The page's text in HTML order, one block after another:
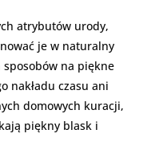
atrybutów urody,
je w naturalny
na piękne
nakładu czasu ani
domowych kuracji,
piękny blask i